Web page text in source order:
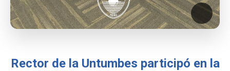
Rector de la Untumbes participó en la